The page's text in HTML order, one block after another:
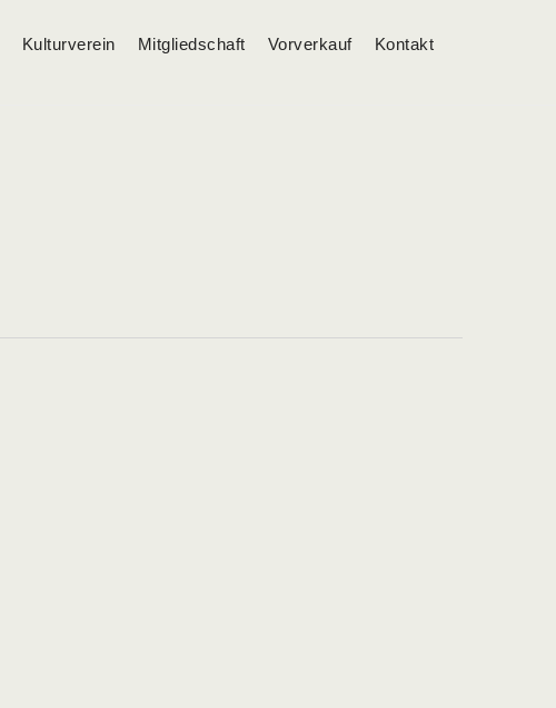
Kulturverein Mitgliedschaft Vorverkauf Kontakt